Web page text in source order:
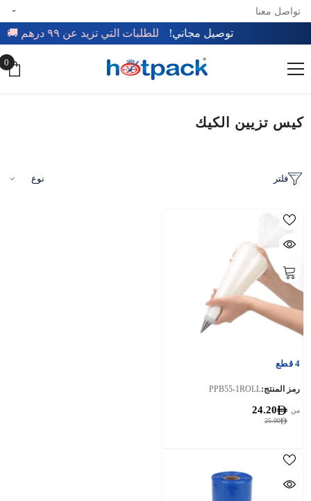
تخطي إلى المحتوى
تواصل معنا
توصيل مجاني!
للطلبات التي تزيد عن ٩٩ درهم 🚚
0
0
كيس تزيين الكيك
فلتر نوع
4 قطع
رمز المنتج:PPB55-1ROLL
25.00
من 24.20